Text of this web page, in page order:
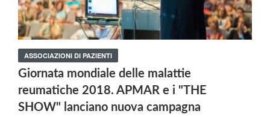
ASSOCIAZIONI DI PAZIENTI
Giornata mondiale delle malattie
reumatiche 2018. APMAR e i "THE
SHOW" lanciano nuova campagna